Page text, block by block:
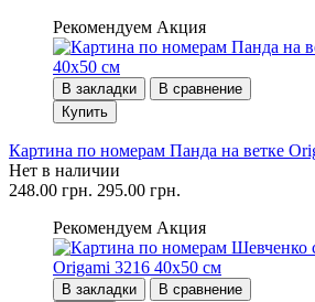
Рекомендуем Акция
В закладки
В сравнение
Купить
Картина по номерам Панда на ветке
Нет в наличии
248.00 грн. 295.00 грн.
Рекомендуем Акция
В закладки
В сравнение